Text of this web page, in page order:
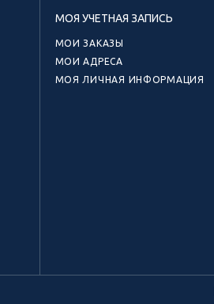
МОЯ УЧЕТНАЯ ЗАПИСЬ
МОИ ЗАКАЗЫ
МОИ АДРЕСА
МОЯ ЛИЧНАЯ ИНФОРМАЦИЯ